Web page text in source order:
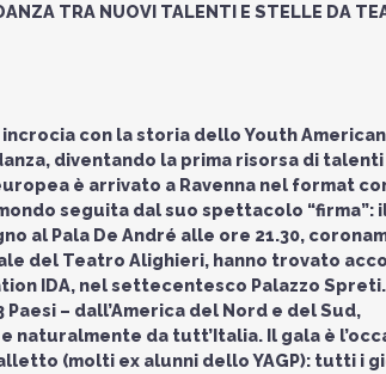
TRA NUOVI TALENTI E STELLE DA
con la storia dello Youth
diventando la prima risorsa di
è arrivato a Ravenna nel format
seguita dal suo spettacolo “firma”:
al Pala De André alle ore 21.30,
del Teatro Alighieri, hanno trovato
IDA, nel settecentesco Palazzo
– dall’America del Nord e del Sud,
naturalmente da tutt’Italia. Il gala è
(molti ex alunni dello YAGP): tutti i